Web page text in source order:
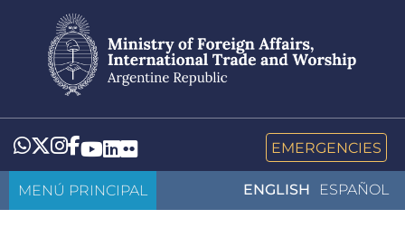
content
Whatsapp
Twitter
Instagram
Facebook
YouTube
LinkedIn
Flickr EMERGENCIES
ENGLISH ESPAÑOL
MENÚ PRINCIPAL